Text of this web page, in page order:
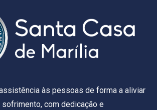
às pessoas de forma a aliviar
com dedicação e